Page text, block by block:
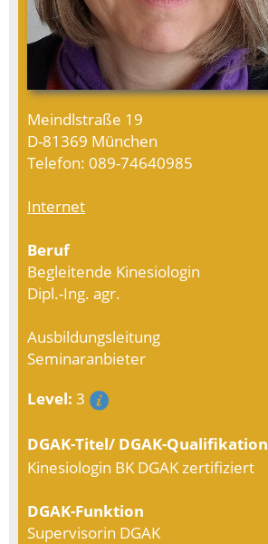
Meindlstraße 19
D-81369 München
Telefon: 089-74640985
Internet
Beruf
Begleitende Kinesiologin
Dipl.-Ing. agr.
Ausbildungsleitung
Seminaranbieter
Level: 3
DGAK-Titel/ DGAK-Qualifikation
Kinesiologin BK DGAK zertifiziert
DGAK-Funktion
Supervisorin DGAK